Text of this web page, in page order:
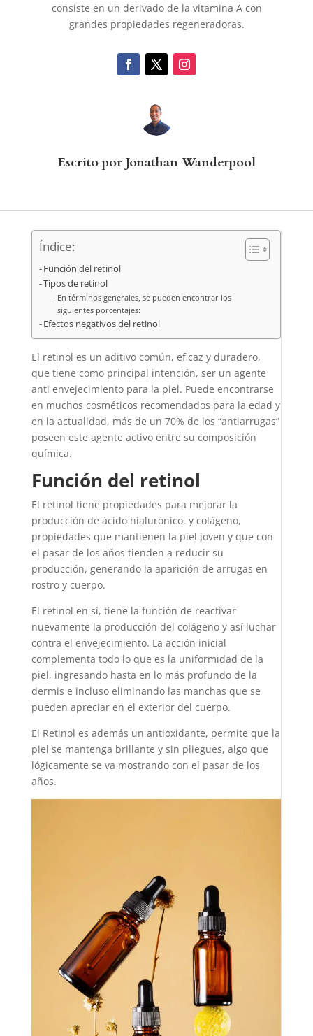
consiste en un derivado de la vitamina A con
grandes propiedades regeneradoras.
Escrito por Jonathan Wanderpool
Índice:
Función del retinol
Tipos de retinol
En términos generales, se pueden encontrar los
siguientes porcentajes:
Efectos negativos del retinol
El retinol es un aditivo común, eficaz y duradero,
que tiene como principal intención, ser un agente
anti envejecimiento para la piel. Puede encontrarse
en muchos cosméticos recomendados para la edad y
en la actualidad, más de un 70% de los “antiarrugas”
poseen este agente activo entre su composición
química.
Función del retinol
El retinol tiene propiedades para mejorar la
producción de ácido hialurónico, y colágeno,
propiedades que mantienen la piel joven y que con
el pasar de los años tienden a reducir su
producción, generando la aparición de arrugas en
rostro y cuerpo.
El retinol en sí, tiene la función de reactivar
nuevamente la producción del colágeno y así luchar
contra el envejecimiento. La acción inicial
complementa todo lo que es la uniformidad de la
piel, ingresando hasta en lo más profundo de la
dermis e incluso eliminando las manchas que se
pueden apreciar en el exterior del cuerpo.
El Retinol es además un antioxidante, permite que la
piel se mantenga brillante y sin pliegues, algo que
lógicamente se va mostrando con el pasar de los
años.